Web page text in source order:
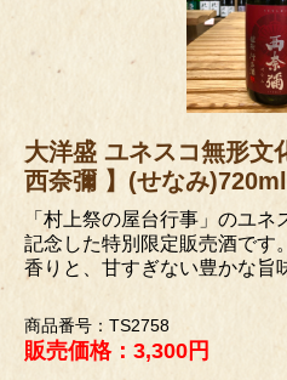
大洋盛 ユネスコ無形文
西奈彌 】(せなみ)720ml
「村上祭の屋台行事」のユ
記念した特別限定販売酒です
香りと、甘すぎない豊かな旨
商品番号：TS2758
販売価格：3,300円